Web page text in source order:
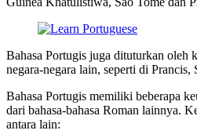
Bahasa Portugis juga dituturkan oleh
negara-negara lain, seperti di
Bahasa Portugis memiliki beberapa
dari bahasa-bahasa Roman lainnya.
antara lain: